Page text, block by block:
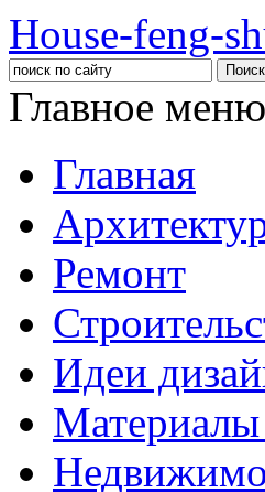
House-feng-
Главное меню
Главная
Ремонт
Идеи